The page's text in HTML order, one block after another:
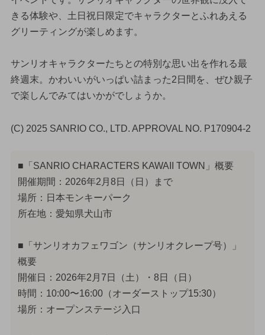
きる体験や、土日祝日限定でキャラクターとふれあえる
グリーティングが楽しめます。
サンリオキャラクターたちとの特別な思い出を作れる最
終週末。かわいいがいっぱい詰まった2日間を、ぜひ親子
で楽しんでみてはいかがでしょうか。
(C) 2025 SANRIO CO., LTD. APPROVAL NO. P170904-2
■「SANRIO CHARACTERS KAWAII TOWN」概要
開催期間：2026年2月8日（日）まで
場所：日本モンキーパーク
所在地：愛知県犬山市
■「サンリオカフェワゴン（サンリオクレープ号）」
概要
開催日：2026年2月7日（土）・8日（日）
時間：10:00〜16:00（オーダーストップ15:30）
場所：オープンステージ入口